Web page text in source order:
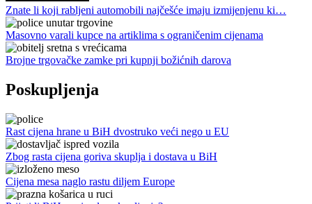
Znate li koji rabljeni automobili najčešće imaju izmijenjenu ki…
Masovno varali kupce na artiklima s ograničenim cijenama
Brojne trgovačke zamke pri kupnji božićnih darova
Poskupljenja
Rast cijena hrane u BiH dvostruko veći nego u EU
Zbog rasta cijena goriva skuplja i dostava u BiH
Cijena mesa naglo rastu diljem Europe